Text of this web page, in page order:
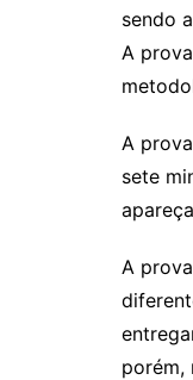
sendo
A
A
sete
A
porém,